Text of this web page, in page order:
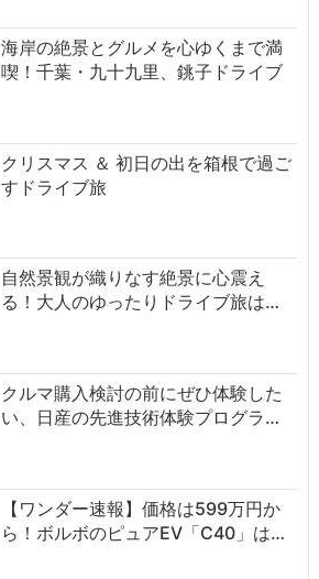
海岸の絶景とグルメを心ゆくまで満
喫！千葉・九十九里、銚子ドライブ
クリスマス ＆ 初日の出を箱根で過ご
すドライブ旅
自然景観が織りなす絶景に心震え
る！大人のゆったりドライブ旅は…
クルマ購入検討の前にぜひ体験した
い、日産の先進技術体験プログラ…
【ワンダー速報】価格は599万円か
ら！ボルボのピュアEV「C40」は…